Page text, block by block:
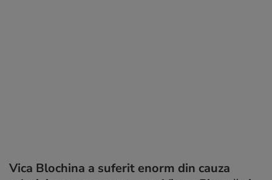
Vica Blochina a suferit enorm din cauza